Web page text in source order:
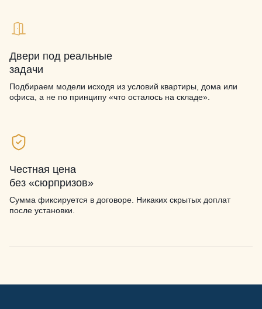
Двери под реальные
задачи
Подбираем модели исходя из условий квартиры, дома или
офиса, а не по принципу «что осталось на складе».
Честная цена
без «сюрпризов»
Сумма фиксируется в договоре. Никаких скрытых доплат
после установки.